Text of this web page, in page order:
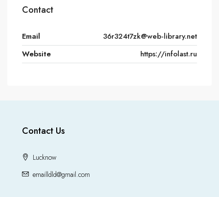
Contact
Email
36r324t7zk@web-library.net
Website
https://infolast.ru
Contact Us
Lucknow
emailldld@gmail.com